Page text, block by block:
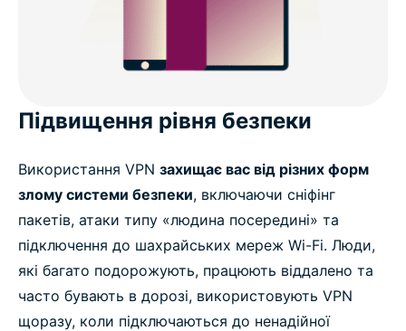
Підвищення рівня безпеки
Використання VPN захищає вас від різних форм
злому системи безпеки, включаючи сніфінг
пакетів, атаки типу «людина посередині» та
підключення до шахрайських мереж Wi-Fi. Люди,
які багато подорожують, працюють віддалено та
часто бувають в дорозі, використовують VPN
щоразу, коли підключаються до ненадійної